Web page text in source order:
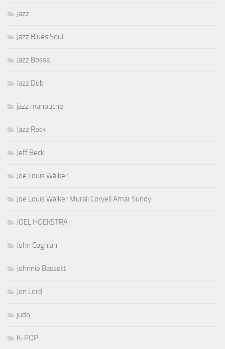
Jazz
Jazz Blues Soul
Jazz Bossa
Jazz Dub
jazz manouche
Jazz Rock
Jeff Beck
Joe Louis Walker
Joe Louis Walker Murali Coryell Amar Sundy
JOEL HOEKSTRA
John Coghlan
Johnnie Bassett
Jon Lord
judo
K-POP